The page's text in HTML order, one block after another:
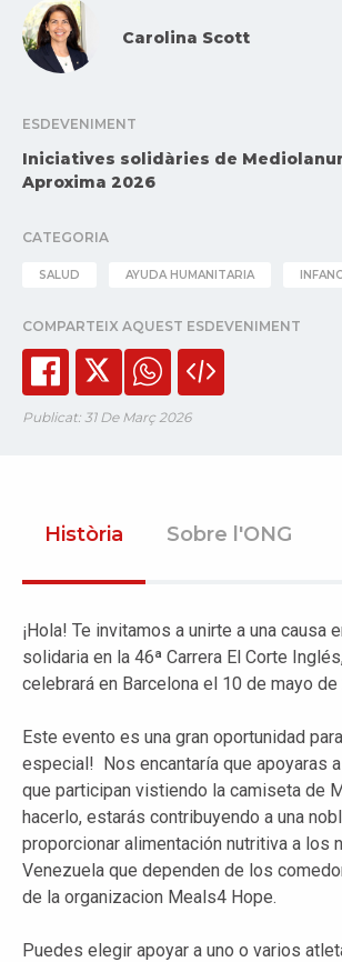
Carolina Scott
ESDEVENIMENT
Iniciatives solidàries de
Aproxima 2026
CATEGORIA
SALUD AYUDA HUMANITARIA
COMPARTEIX AQUEST ESDEVENIMENT
Publicat: 31 De Març 2026
Història Sobre l'ONG
¡Hola! Te invitamos a unirte a una causa
solidaria en la 46ª Carrera El Corte
celebrará en Barcelona el 10 de mayo de
Este evento es una gran oportunidad
especial! Nos encantaría que apoyaras
que participan vistiendo la camiseta de
hacerlo, estarás contribuyendo a una
proporcionar alimentación nutritiva a los
Venezuela que dependen de los
de la organizacion Meals4 Hope.
Puedes elegir apoyar a uno o varios